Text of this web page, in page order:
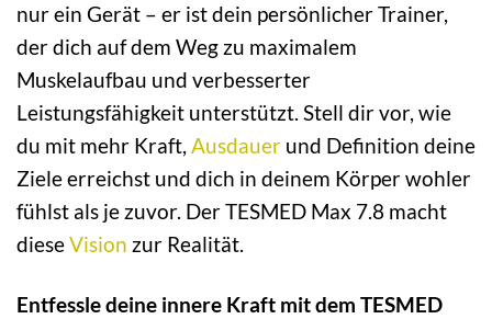
nur ein Gerät – er ist dein persönlicher Trainer,
der dich auf dem Weg zu maximalem
Muskelaufbau und verbesserter
Leistungsfähigkeit unterstützt. Stell dir vor, wie
du mit mehr Kraft, Ausdauer und Definition deine
Ziele erreichst und dich in deinem Körper wohler
fühlst als je zuvor. Der TESMED Max 7.8 macht
dieseVision zur Realität.
Entfessle deine innere Kraft mit dem TESMED